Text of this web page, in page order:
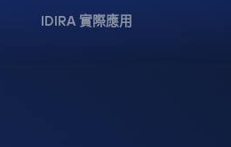
IDIRA 實際應用